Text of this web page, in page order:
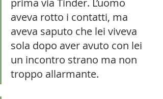
prima via Tinder. L’uomo
aveva rotto i contatti, ma
aveva saputo che lei viveva
sola dopo aver avuto con lei
un incontro strano ma non
troppo allarmante.